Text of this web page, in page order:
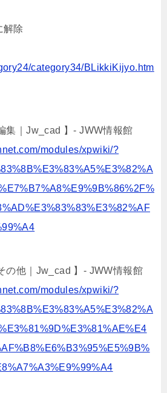
解除
category34/BLikkiKijyo.htm
集｜Jw_cad 】- JWW情報館
modules/xpwiki/?
の他｜Jw_cad 】- JWW情報館
modules/xpwiki/?